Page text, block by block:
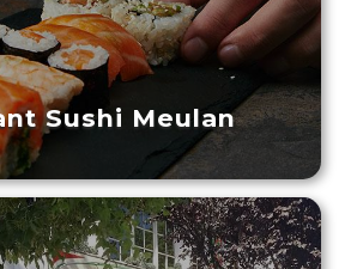
Sushi Meulan